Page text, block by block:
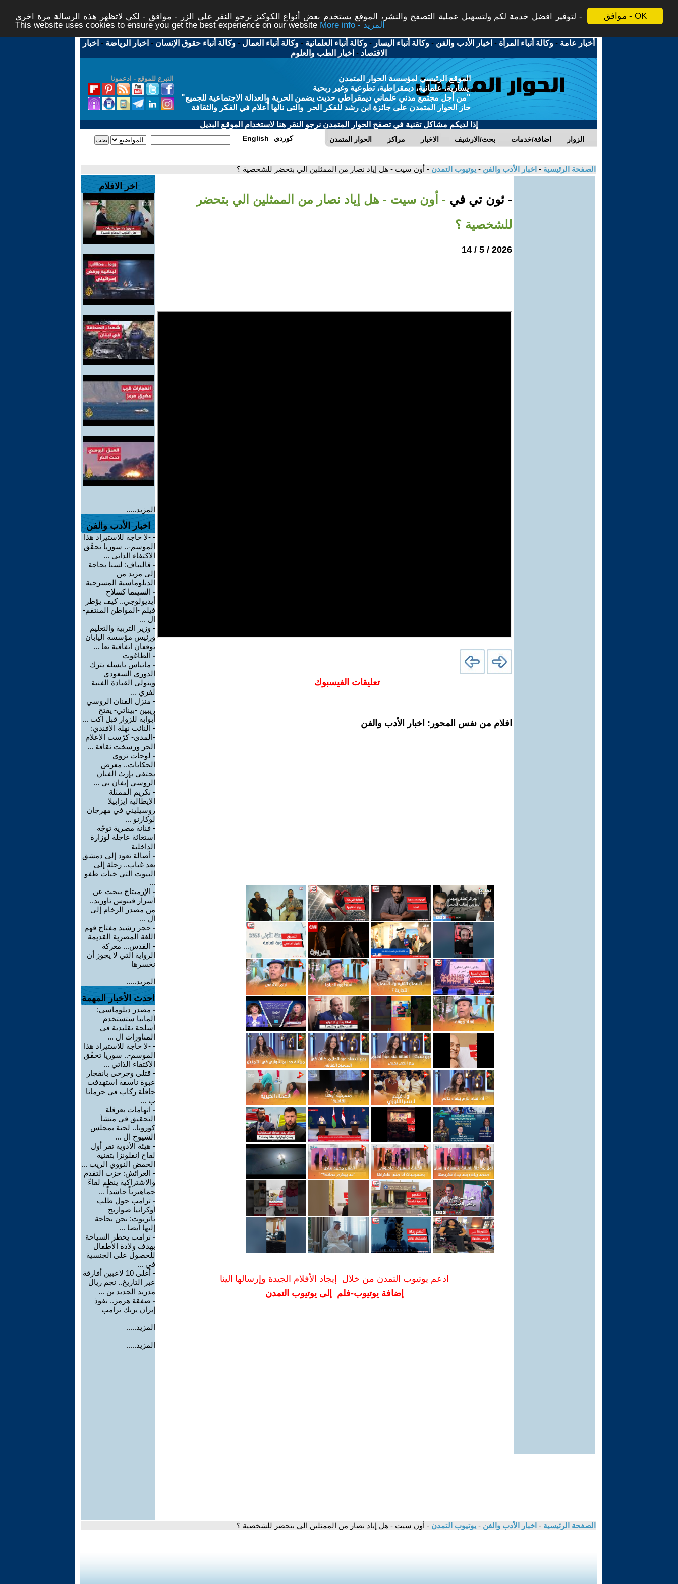
موافق - OK
لتوفير افضل خدمة لكم ولتسهيل عملية التصفح والنشر، الموقع يستخدم بعض أنواع الكوكيز نرجو النقر على الزر - موافق - لكي لاتظهر هذه الرسالة مرة اخرى -
This website uses cookies to ensure you get the best experience on our website
More info - المزيد
أخبار عامة -وكالة أنباء المرأة - اخبار الأدب والفن -وكالة أنباء اليسار -وكالة أنباء العلمانية -وكالة أنباء العمال -وكالة أنباء حقوق الإنسان - اخبار الرياضة - اخبار
الاقتصاد - اخبار الطب والعلوم
التبرع للموقع - ادعمونا
الموقع الرئيسي لمؤسسة الحوار المتمدن
يسارية، علمانية، ديمقراطية، تطوعية وغير ربحية
"من أجل مجتمع مدني علماني ديمقراطي حديث يضمن الحرية والعدالة الاجتماعية للجميع"
حاز الحوار المتمدن على جائزة ابن رشد للفكر الحر والتى نالها أعلام في الفكر والثقافة
إذا لديكم مشاكل تقنية في تصفح الحوار المتمدن نرجو النقر هنا لاستخدام الموقع البديل
الحوار المتمدن مراكز الاخبار بحث/الارشيف اضافة/خدمات الزوار English كوردي
الصفحة الرئيسية - اخبار الأدب والفن - يوتيوب التمدن - أون سيت - هل إياد نصار من الممثلين الي بتحضر للشخصية ؟
- ئون تي في - أون سيت - هل إياد نصار من الممثلين الي بتحضر
للشخصية ؟
2026 / 5 / 14
تعليقات الفيسبوك
افلام من نفس المحور: اخبار الأدب والفن
ادعم يوتيوب التمدن من خلال إيجاد الأفلام الجيدة وإرسالها الينا
إضافة يوتيوب-فلم إلى يوتيوب التمدن
اخر الافلام
المزيد.....
اخبار الأدب والفن
- -لا حاجة للاستيراد هذا
الموسم-.. سوريا تحقّق
الاكتفاء الذاتي ...
- قاليباف: لسنا بحاجة
إلى مزيد من
الدبلوماسية المسرحية
- السينما كسلاح
أيديولوجي.. كيف يؤطر
فيلم -المواطن المنتقم-
ال ...
- وزير التربية والتعليم
ورئيس مؤسسة اليابان
يوقعان اتفاقية تعا ...
- الطاغوت
- ماتياس يايسله يترك
الدوري السعودي
ويتولى القيادة الفنية
لفري ...
- منزل الفنان الروسي
ريبين -بيناتي- يفتح
أبوابه للزوار قبل اكت ...
- النائب نهلة الأفندي:
-المدى- كرّست الإعلام
الحر ورسخت ثقافة ...
- لوحات تروي
الحكايات.. معرض
يحتفي بإرث الفنان
الروسي إيفان بي ...
- تكريم الممثلة
الإيطالية إيزابيلا
روسيليني في مهرجان
لوكارنو ...
- فنانة مصرية توجّه
استغاثة عاجلة لوزارة
الداخلية
- أصالة تعود إلى دمشق
بعد غياب.. رحلة إلى
البيوت التي خبأت طفو
...
- الإرميتاج يبحث عن
أسرار فينوس تاوريد..
من مصدر الرخام إلى
أل ...
- حجر رشيد مفتاح فهم
اللغة المصرية القديمة
- القدس... معركة
الرواية التي لا يجوز أن
نخسرها
المزيد.....
احدث الأخبار المهمة
- مصدر دبلوماسي:
ألمانيا ستستخدم
أسلحة تقليدية في
المناورات ال ...
- -لا حاجة للاستيراد هذا
الموسم-.. سوريا تحقّق
الاكتفاء الذاتي ...
- قتلى وجرحى بانفجار
عبوة ناسفة استهدفت
حافلة ركاب في جرمانا
ب ...
- اتهامات بعرقلة
التحقيق في منشأ
كورونا.. لجنة بمجلس
الشيوخ ال ...
- هيئة الأدوية تقر أول
لقاح إنفلونزا بتقنية
الحمض النووي الريب ...
- العرائش: حزب التقدم
والاشتراكية ينظم لقاءً
جماهيرياً حاشداً ...
- ترامب حول طلب
أوكرانيا صواريخ
باتريوت: نحن بحاجة
إليها أيضا ...
- ترامب يحظر السياحة
بهدف ولادة الأطفال
للحصول على الجنسية
في ...
-
أغلى 10 لاعبين أفارقة
عبر التاريخ.. نجم ريال
مدريد الجديد ين ...
- صفقة هرمز.. نفوذ
إيران يربك ترامب
المزيد.....
المزيد.....
الصفحة الرئيسية - اخبار الأدب والفن - يوتيوب التمدن - أون سيت - هل إياد نصار من الممثلين الي بتحضر للشخصية ؟